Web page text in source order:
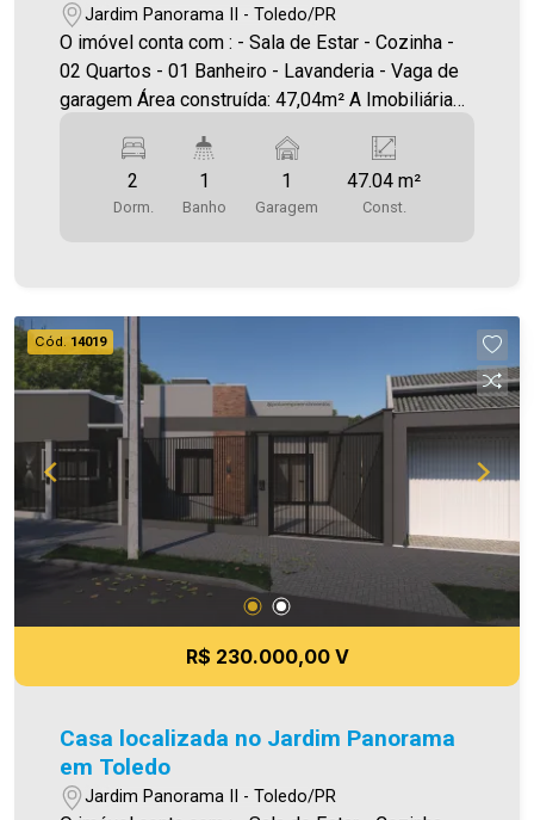
Jardim Panorama II - Toledo/PR
O imóvel conta com : - Sala de Estar - Cozinha -
02 Quartos - 01 Banheiro - Lavanderia - Vaga de
garagem Área construída: 47,04m² A Imobiliária
imóveis administrados da cidade, atuando com
excelência tanto na locação quanto na venda.
Aproveite essa oportunidade, agende uma visita!
qualquer erro de digitação e/ou ortografia, bem
como alteração dos preços e imagens. Fotos
meramente ilustrativas.
2
Dorm.
1
Banho
1
Garagem
47.04 m²
Const.
Cód. 14019
R$ 230.000,00 V
Casa localizada no Jardim Panorama
em Toledo
Jardim Panorama II - Toledo/PR